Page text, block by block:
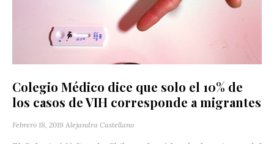
Colegio Médico dice que solo el 10% de
los casos de VIH corresponde a migrantes
Febrero 18, 2019 Alejandra Castellano